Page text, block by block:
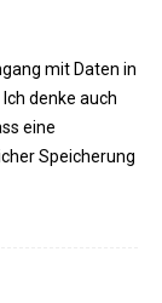
mit Daten in
denke auch
eine
Speicherung